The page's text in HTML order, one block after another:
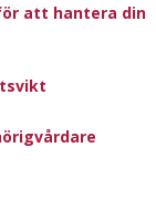
att hantera din